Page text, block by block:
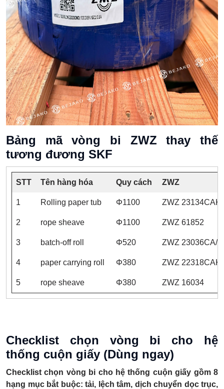
Bảng mã vòng bi ZWZ thay thế
tương đương SKF
STT Tên hàng hóa Quy cách ZWZ
1 Rolling paper tub Φ1100 ZWZ
2 rope sheave Φ1100 ZWZ 61852
3 batch-off roll Φ520 ZWZ 23036CA/
4 paper carrying roll Φ380 ZWZ
5 rope sheave Φ380 ZWZ 16034
Checklist chọn vòng bi cho hệ
thống cuộn giấy (Dùng ngay)
Checklist chọn vòng bi cho hệ thống cuộn giấy gồm 8
hạng mục bắt buộc: tải, lệch tâm, dịch chuyển dọc trục,